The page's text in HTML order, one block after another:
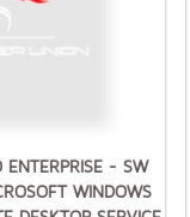
ENTERPRISE - SW
WINDOWS